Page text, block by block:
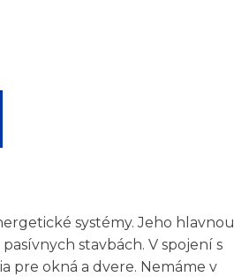
systémy. Jeho hlavnou
stavbách. V spojení s
pre okná a dvere. Nemáme v